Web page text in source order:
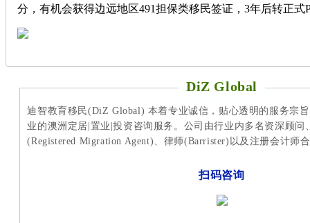
分，有机会获得边远地区491担保类移民签证，3年后转正式
DiZ Global
迪智教育移民(DiZ Global) 本着专业诚信，贴心透明的服务宗
业的澳洲定居|置业|投资咨询服务。公司由行业内多名资深顾问
(Registered Migration Agent)、律师(Barrister)以及注册会计师
扫码咨询